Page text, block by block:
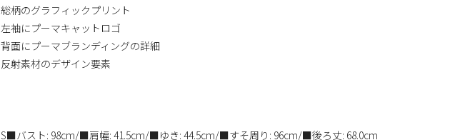
総柄のグラフィックプリント
左袖にプーマキャットロゴ
背面にプーマブランディングの詳細
反射素材のデザイン要素
S■バスト: 98cm/■肩幅: 41.5cm/■ゆき: 44.5cm/■すそ周り: 96cm/■後ろ丈: 68.0cm